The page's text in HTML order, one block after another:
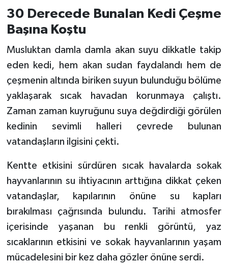
30 Derecede Bunalan Kedi Çeşme
Başına Koştu
Musluktan damla damla akan suyu dikkatle takip
eden kedi, hem akan sudan faydalandı hem de
çeşmenin altında biriken suyun bulunduğu bölüme
yaklaşarak sıcak havadan korunmaya çalıştı.
Zaman zaman kuyruğunu suya değdirdiği görülen
kedinin sevimli halleri çevrede bulunan
vatandaşların ilgisini çekti.
Kentte etkisini sürdüren sıcak havalarda sokak
hayvanlarının su ihtiyacının arttığına dikkat çeken
vatandaşlar, kapılarının önüne su kapları
bırakılması çağrısında bulundu. Tarihi atmosfer
içerisinde yaşanan bu renkli görüntü, yaz
sıcaklarının etkisini ve sokak hayvanlarının yaşam
mücadelesini bir kez daha gözler önüne serdi.